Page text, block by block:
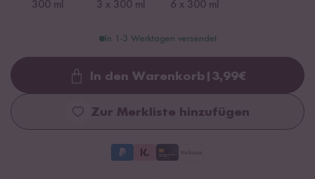
300 ml 3 x 300 ml 6 x 300 ml
In 1-3 Werktagen versendet
Loading...
In den Warenkorb 3,99€
Zur Merkliste hinzufügen